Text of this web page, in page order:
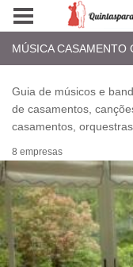
MÚSICA CASAMENTO
Guia de músicos e
de casamentos,
casamentos,
8 empresas